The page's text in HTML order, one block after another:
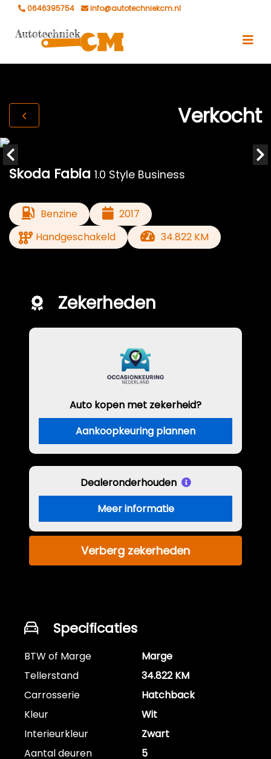
0646395754 info@autotechniekcm.nl
Verkocht
Skoda Fabia 1.0 Style Business
Benzine
2017
Handgeschakeld
34.822 KM
Zekerheden
Auto kopen met zekerheid?
Aankoopkeuring plannen
Dealeronderhouden
Meer informatie
Verberg zekerheden
Specificaties
BTW of Marge
Marge
Tellerstand
34.822 KM
Carrosserie
Hatchback
Kleur
Wit
Interieurkleur
Zwart
Aantal deuren
5